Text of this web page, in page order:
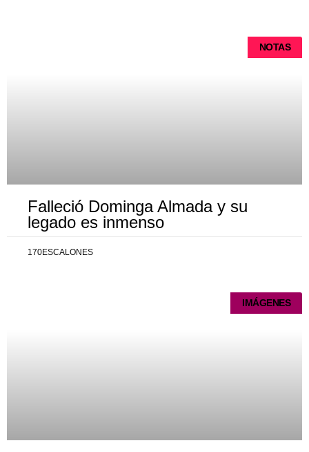
NOTAS
Falleció Dominga Almada y su
legado es inmenso
170ESCALONES
IMÁGENES